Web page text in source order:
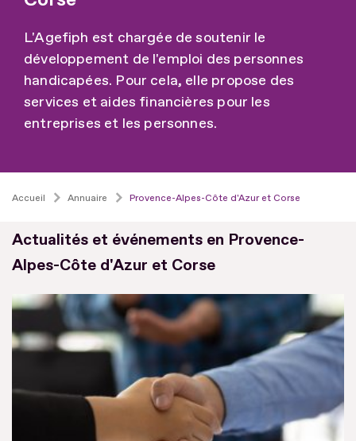
L'Agefiph est chargée de soutenir le
développement de l'emploi des personnes
handicapées. Pour cela, elle propose des
services et aides financières pour les
entreprises et les personnes.
Accueil Annuaire Provence-Alpes-Côte d'Azur et Corse
Actualités et événements en Provence-
Alpes-Côte d'Azur et Corse